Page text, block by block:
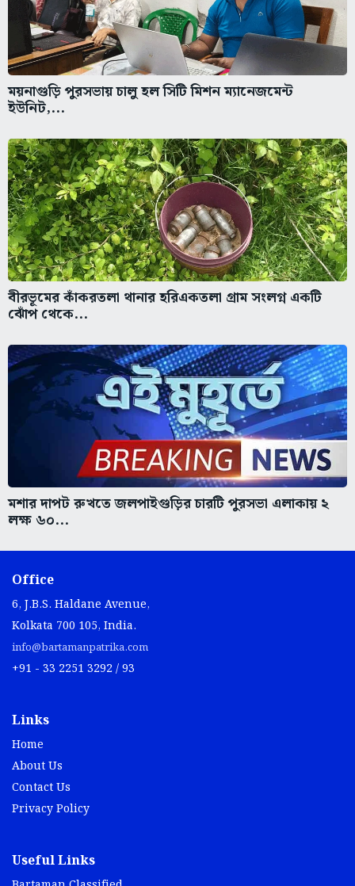
ময়নাগুড়ি পুরসভায় চালু হল সিটি মিশন ম্যানেজমেন্ট
ইউনিট,...
বীরভূমের কাঁকরতলা থানার হরিএকতলা গ্রাম সংলগ্ন একটি
ঝোঁপ থেকে...
মশার দাপট রুখতে জলপাইগুড়ির চারটি পুরসভা এলাকায় ২
লক্ষ ৬০...
Office
6, J.B.S. Haldane Avenue,
Kolkata 700 105, India.
info@bartamanpatrika.com
+91 - 33 2251 3292 / 93
Links
Home
About Us
Contact Us
Privacy Policy
Useful Links